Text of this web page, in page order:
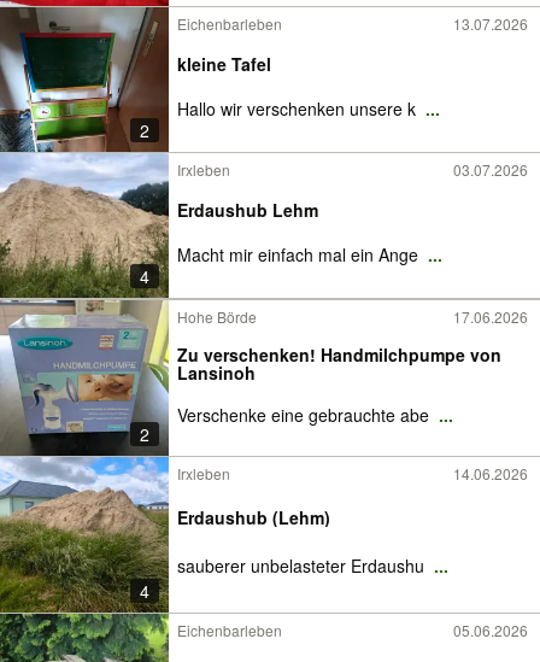
2
Eichenbarleben 13.07.2026
kleine Tafel
Hallo wir verschenken unsere k ...
4
Irxleben 03.07.2026
Erdaushub Lehm
Macht mir einfach mal ein Ange ...
2
Hohe Börde 17.06.2026
Zu verschenken! Handmilchpumpe von
Lansinoh
Verschenke eine gebrauchte abe ...
4
Irxleben 14.06.2026
Erdaushub (Lehm)
sauberer unbelasteter Erdaushu ...
Eichenbarleben 05.06.2026